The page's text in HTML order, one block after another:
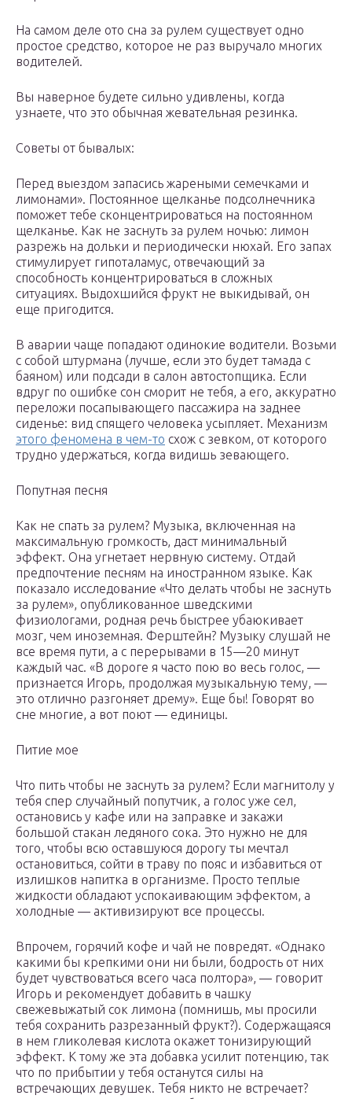
На самом деле ото сна за рулем существует одно
простое средство, которое не раз выручало многих
водителей.
Вы наверное будете сильно удивлены, когда
узнаете, что это обычная жевательная резинка.
Советы от бывалых:
Перед выездом запасись жареными семечками и
лимонами». Постоянное щелканье подсолнечника
поможет тебе сконцентрироваться на постоянном
щелканье. Как не заснуть за рулем ночью: лимон
разрежь на дольки и периодически нюхай. Его запах
стимулирует гипоталамус, отвечающий за
способность концентрироваться в сложных
ситуациях. Выдохшийся фрукт не выкидывай, он
еще пригодится.
В аварии чаще попадают одинокие водители. Возьми
с собой штурмана (лучше, если это будет тамада с
баяном) или подсади в салон автостопщика. Если
вдруг по ошибке сон сморит не тебя, а его, аккуратно
переложи посапывающего пассажира на заднее
сиденье: вид спящего человека усыпляет. Механизм
этого феномена в чем-то схож с зевком, от которого
трудно удержаться, когда видишь зевающего.
Попутная песня
Как не спать за рулем? Музыка, включенная на
максимальную громкость, даст минимальный
эффект. Она угнетает нервную систему. Отдай
предпочтение песням на иностранном языке. Как
показало исследование «Что делать чтобы не заснуть
за рулем», опубликованное шведскими
физиологами, родная речь быстрее убаюкивает
мозг, чем иноземная. Ферштейн? Музыку слушай не
все время пути, а с перерывами в 15—20 минут
каждый час. «В дороге я часто пою во весь голос, —
признается Игорь, продолжая музыкальную тему, —
это отлично разгоняет дрему». Еще бы! Говорят во
сне многие, а вот поют — единицы.
Питие мое
Что пить чтобы не заснуть за рулем? Если магнитолу у
тебя спер случайный попутчик, а голос уже сел,
остановись у кафе или на заправке и закажи
большой стакан ледяного сока. Это нужно не для
того, чтобы всю оставшуюся дорогу ты мечтал
остановиться, сойти в траву по пояс и избавиться от
излишков напитка в организме. Просто теплые
жидкости обладают успокаивающим эффектом, а
холодные — активизируют все процессы.
Впрочем, горячий кофе и чай не повредят. «Однако
какими бы крепкими они ни были, бодрость от них
будет чувствоваться всего часа полтора», — говорит
Игорь и рекомендует добавить в чашку
свежевыжатый сок лимона (помнишь, мы просили
тебя сохранить разрезанный фрукт?). Содержащаяся
в нем гликолевая кислота окажет тонизирующий
эффект. К тому же эта добавка усилит потенцию, так
что по прибытии у тебя останутся силы на
встречающих девушек. Тебя никто не встречает?